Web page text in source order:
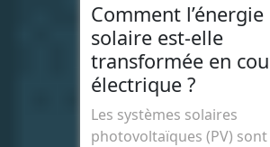
Comment l’énergie
solaire est-elle
transformée en
électrique ?
Les systèmes solaires
photovoltaïques (PV) sont